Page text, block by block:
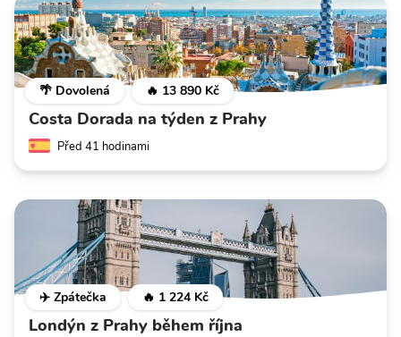
🌴 Dovolená 🔥 13 890 Kč
Costa Dorada na týden z Prahy
Před 41 hodinami
✈️ Zpátečka 🔥 1 224 Kč
Londýn z Prahy během října